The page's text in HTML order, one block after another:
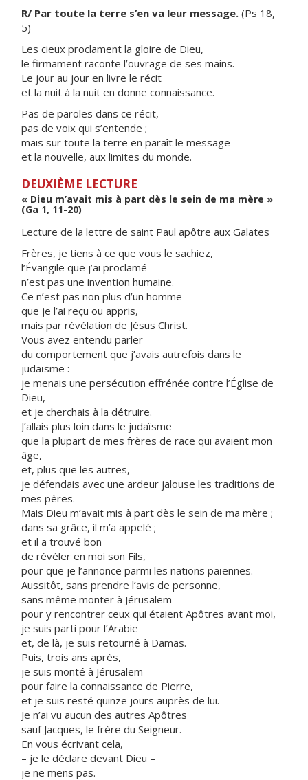
R/ Par toute la terre s’en va leur message. (Ps 18,
5)
Les cieux proclament la gloire de Dieu,
le firmament raconte l’ouvrage de ses mains.
Le jour au jour en livre le récit
et la nuit à la nuit en donne connaissance.
Pas de paroles dans ce récit,
pas de voix qui s’entende ;
mais sur toute la terre en paraît le message
et la nouvelle, aux limites du monde.
DEUXIÈME LECTURE
« Dieu m’avait mis à part dès le sein de ma mère »
(Ga 1, 11-20)
Lecture de la lettre de saint Paul apôtre aux Galates
Frères, je tiens à ce que vous le sachiez,
l’Évangile que j’ai proclamé
n’est pas une invention humaine.
Ce n’est pas non plus d’un homme
que je l’ai reçu ou appris,
mais par révélation de Jésus Christ.
Vous avez entendu parler
du comportement que j’avais autrefois dans le
judaïsme :
je menais une persécution effrénée contre l’Église de
Dieu,
et je cherchais à la détruire.
J’allais plus loin dans le judaïsme
que la plupart de mes frères de race qui avaient mon
âge,
et, plus que les autres,
je défendais avec une ardeur jalouse les traditions de
mes pères.
Mais Dieu m’avait mis à part dès le sein de ma mère ;
dans sa grâce, il m’a appelé ;
et il a trouvé bon
de révéler en moi son Fils,
pour que je l’annonce parmi les nations païennes.
Aussitôt, sans prendre l’avis de personne,
sans même monter à Jérusalem
pour y rencontrer ceux qui étaient Apôtres avant moi,
je suis parti pour l’Arabie
et, de là, je suis retourné à Damas.
Puis, trois ans après,
je suis monté à Jérusalem
pour faire la connaissance de Pierre,
et je suis resté quinze jours auprès de lui.
Je n’ai vu aucun des autres Apôtres
sauf Jacques, le frère du Seigneur.
En vous écrivant cela,
– je le déclare devant Dieu –
je ne mens pas.